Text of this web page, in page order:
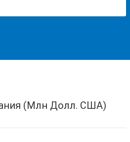
(Млн Долл. США)